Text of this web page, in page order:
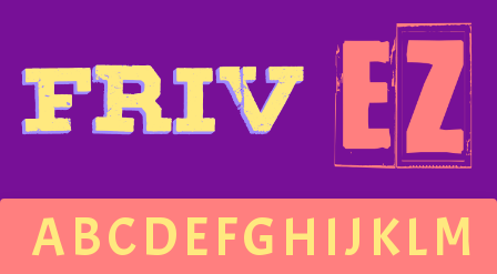
ABCDEFGH IJ KLM